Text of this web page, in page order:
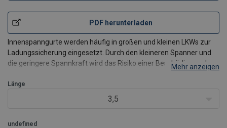
PDF herunterladen
Innenspanngurte werden häufig in großen und kleinen LKWs zur
Ladungssicherung eingesetzt. Durch den kleineren Spanner und
die geringere Spannkraft wird das Risiko einer Beschädigung des
hoher Qualität, um eine lange Haltbarkeit und hohe
Mehr anzeigen
Länge
3,5
undefined